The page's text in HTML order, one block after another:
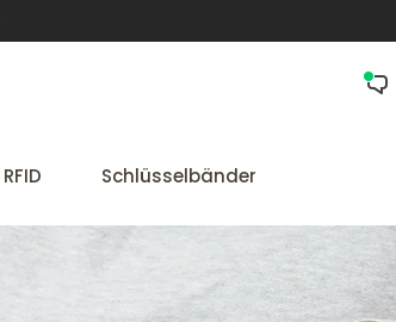
RFID Schlüsselbänder